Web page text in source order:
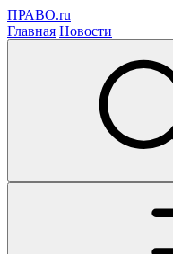
ПРАВО.ru
Главная Новости